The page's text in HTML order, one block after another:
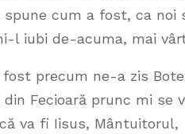
spune cum a fost, ca noi
l iubi de-acuma, mai
fost precum ne-a zis
din Fecioară prunc mi se
va fi Iisus, Mântuitorul,